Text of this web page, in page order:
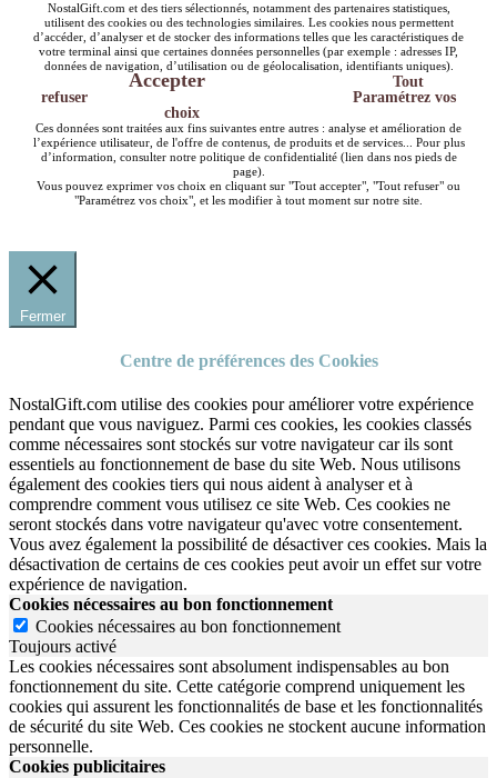
NostalGift.com et des tiers sélectionnés, notamment des partenaires statistiques,
utilisent des cookies ou des technologies similaires. Les cookies nous permettent
d’accéder, d’analyser et de stocker des informations telles que les caractéristiques de
votre terminal ainsi que certaines données personnelles (par exemple : adresses IP,
données de navigation, d’utilisation ou de géolocalisation, identifiants uniques).
Accepter
Tout
refuser
Paramétrez vos
choix
Ces données sont traitées aux fins suivantes entre autres : analyse et amélioration de
l’expérience utilisateur, de l'offre de contenus, de produits et de services... Pour plus
d’information, consulter notre politique de confidentialité (lien dans nos pieds de
page).
Vous pouvez exprimer vos choix en cliquant sur "Tout accepter", "Tout refuser" ou
"Paramétrez vos choix", et les modifier à tout moment sur notre site.
Fermer
Centre de préférences des Cookies
NostalGift.com utilise des cookies pour améliorer votre expérience
pendant que vous naviguez. Parmi ces cookies, les cookies classés
comme nécessaires sont stockés sur votre navigateur car ils sont
essentiels au fonctionnement de base du site Web. Nous utilisons
également des cookies tiers qui nous aident à analyser et à
comprendre comment vous utilisez ce site Web. Ces cookies ne
seront stockés dans votre navigateur qu'avec votre consentement.
Vous avez également la possibilité de désactiver ces cookies. Mais la
désactivation de certains de ces cookies peut avoir un effet sur votre
expérience de navigation.
Cookies nécessaires au bon fonctionnement
Cookies nécessaires au bon fonctionnement
Toujours activé
Les cookies nécessaires sont absolument indispensables au bon
fonctionnement du site. Cette catégorie comprend uniquement les
cookies qui assurent les fonctionnalités de base et les fonctionnalités
de sécurité du site Web. Ces cookies ne stockent aucune information
personnelle.
Cookies publicitaires